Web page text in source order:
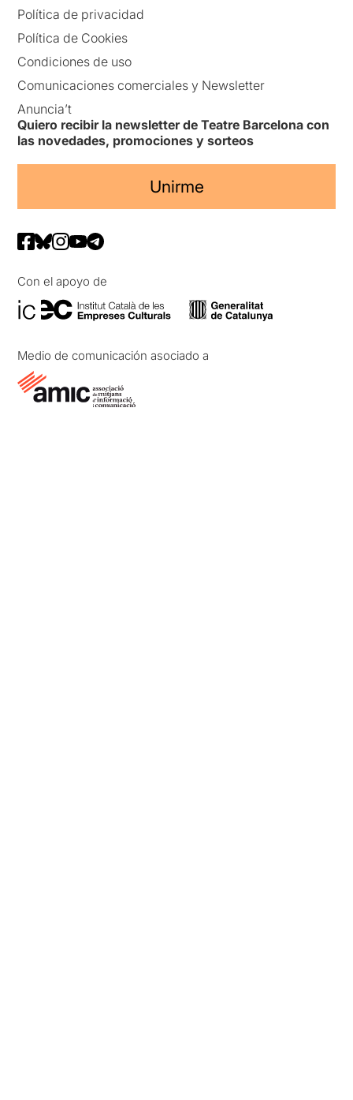
Política de privacidad
Política de Cookies
Condiciones de uso
Comunicaciones comerciales y Newsletter
Anuncia’t
Quiero recibir la newsletter de Teatre Barcelona con
las novedades, promociones y sorteos
Unirme
Con el apoyo de
Medio de comunicación asociado a